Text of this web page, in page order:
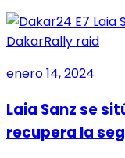
DakarRally raid
enero 14, 2024
Laia Sanz se
recupera la